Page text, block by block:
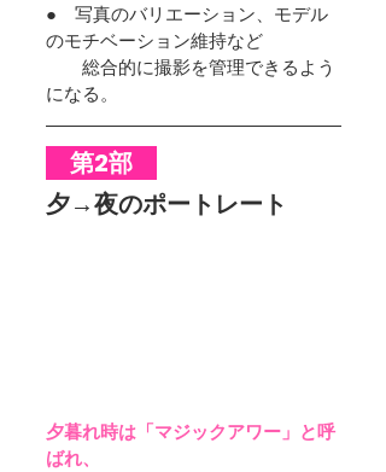
●　写真のバリエーション、モデル
のモチベーション維持など
総合的に撮影を管理できるよう
になる。
第2部
夕→夜のポートレート
夕暮れ時は「マジックアワー」と呼
ばれ、